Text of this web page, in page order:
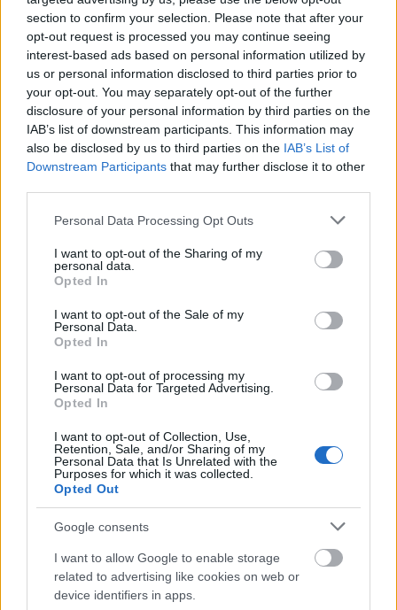
section to confirm your selection. Please note that after your
opt-out request is processed you may continue seeing
interest-based ads based on personal information utilized by
us or personal information disclosed to third parties prior to
your opt-out. You may separately opt-out of the further
disclosure of your personal information by third parties on the
IAB’s list of downstream participants. This information may
also be disclosed by us to third parties on the IAB’s List of
Downstream Participants that may further disclose it to other
Please note that this website/app uses one or more Google
not limited to your visit or usage behaviour. You may click to
grant or deny consent to Google and its third-party tags to
use your data for below specified purposes in below Google
consent section.
Personal Data Processing Opt Outs
I want to opt-out of the Sharing of my
personal data.
Opted In
I want to opt-out of the Sale of my
Personal Data.
Opted In
I want to opt-out of processing my
Personal Data for Targeted Advertising.
Opted In
I want to opt-out of Collection, Use,
Retention, Sale, and/or Sharing of my
Personal Data that Is Unrelated with the
Purposes for which it was collected.
Opted Out
Google consents
I want to allow Google to enable storage
related to advertising like cookies on web or
device identifiers in apps.
կատարեք հետևյալ հարցումը.
SELECT VALUE FROM [AxDB].[dbo].
[SQLSYSTEMVARIABLES]
WHERE PARM = 'CONFIGURATIONMODE';
Եթե VALUE-ը 0 է, սպասարկման ռեժիմը
ներկայումս միացված չէ։
Եթե VALUE-ը 1 է, սպասարկման ռեժիմը
ներկայումս միացված է։
Այսպիսով, սպասարկման ռեժիմը միացնելու
համար կատարեք հետևյալը.
UPDATE [AxDB].[dbo].[SQLSYSTEMVARIABLES]
WHERE PARM = 'CONFIGURATIONMODE';
հետևյալը.
UPDATE [AxDB].[dbo].[SQLSYSTEMVARIABLES]
SET VALUE = '0'
WHERE PARM = 'CONFIGURATIONMODE';
Կարգավիճակը փոխելուց հետո, սովորաբար,
անհրաժեշտ կլինի վերագործարկել վեբ և
խմբային ծառայությունները: Երբեմն նույնիսկ մի
փոփոխությունը:
Ես չէի խորհուրդ տա օգտագործել այս մոտեցումը